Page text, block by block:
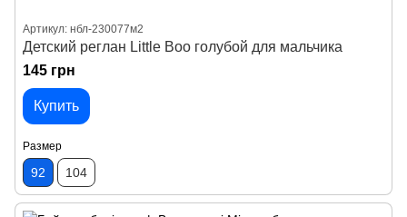
Артикул: нбл-230077м2
Детский реглан Little Boo голубой для мальчика
145 грн
Купить
Размер
92 104